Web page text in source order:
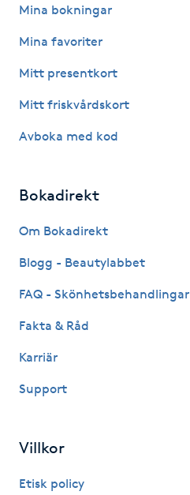
Lashlift Keratin
Liktornar
LPG
LPG-massage
Lymfmassage
Läpptatuering
Mina bokningar
Mina favoriter
Mitt presentkort
Mitt friskvårdskort
Avboka med kod
Bokadirekt
Om Bokadirekt
Blogg - Beautylabbet
FAQ - Skönhetsbehandlingar
Fakta & Råd
Karriär
Support
Villkor
Etisk policy